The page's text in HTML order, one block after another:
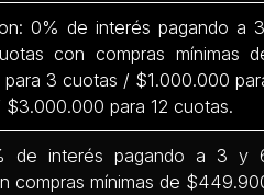
0% de interés pagando a
con compras mínimas
3 cuotas / $1.000.000
para 12 cuotas.
de interés pagando a 3 y
compras mínimas de